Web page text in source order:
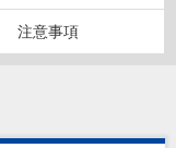
注意事項